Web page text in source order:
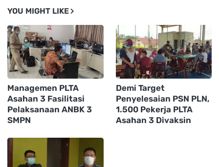
YOU MIGHT LIKE
Managemen PLTA
Asahan 3 Fasilitasi
Pelaksanaan ANBK 3
SMPN
Demi Target
Penyelesaian PSN PLN,
1.500 Pekerja PLTA
Asahan 3 Divaksin